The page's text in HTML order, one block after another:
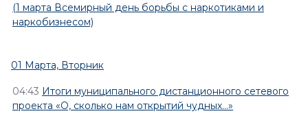
(1 марта Всемирный день борьбы с наркотиками и
наркобизнесом)
01 Марта, Вторник
04:43 Итоги муниципального дистанционного сетевого
проекта «О, сколько нам открытий чудных…»